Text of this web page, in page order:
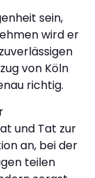
sein,
wird er
von Köln
richtig.
und Tat zur
an, bei der
teilen